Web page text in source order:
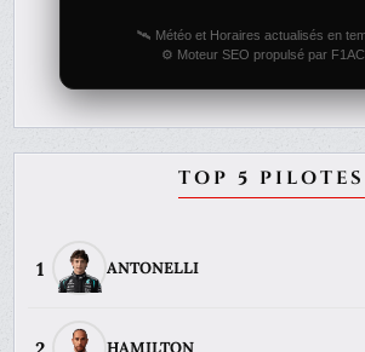
🛰️ Météo et Horaires actualisés en
⚙️ Moteur SEO propulsé par
TOP 5 PILOTES
1 ANTONELLI
HAMILTON